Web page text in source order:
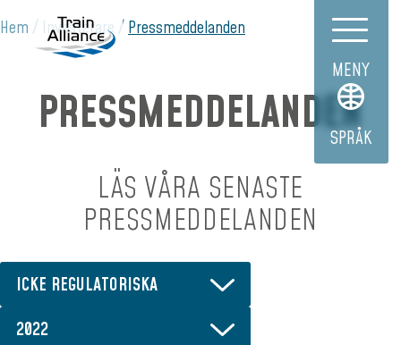
MENY
SPRÅK
Hem Investerare Pressmeddelanden
PRESSMEDDELANDEN
LÄS VÅRA SENASTE
PRESSMEDDELANDEN
ICKE REGULATORISKA
2022